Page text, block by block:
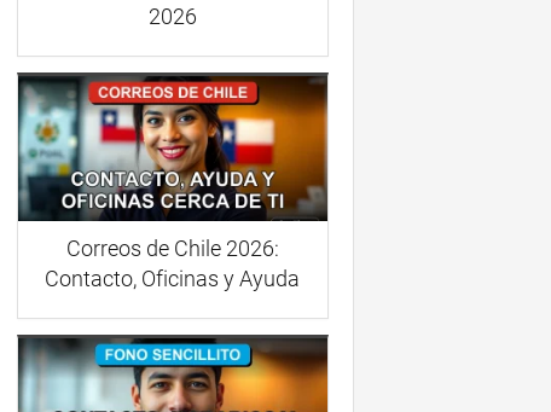
2026
Correos de Chile 2026:
Contacto, Oficinas y Ayuda